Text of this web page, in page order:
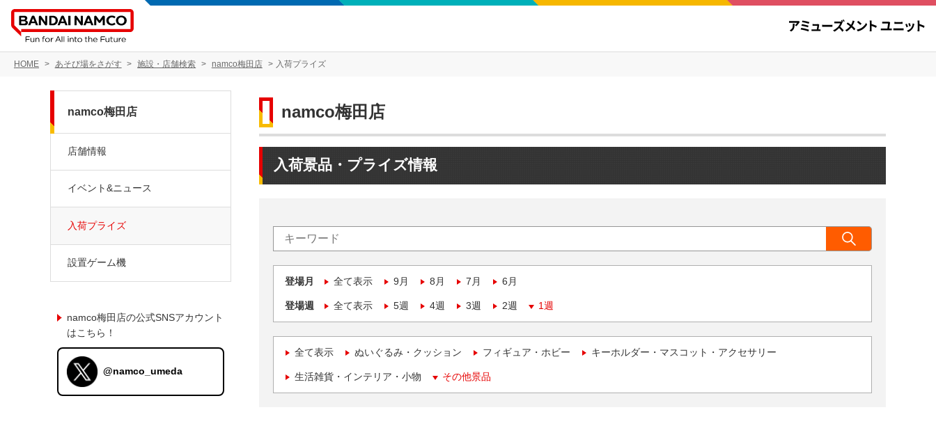
HOME あそび場をさがす 施設・店舗検索 namco梅田店 入荷プライズ
namco梅田店
入荷景品・プライズ情報
登場月 全て表示 9月 8月 7月 6月
登場週 全て表示 5週 4週 3週 2週 1週
全て表示 ぬいぐるみ・クッション フィギュア・ホビー キーホルダー・マスコット・アクセサリー
生活雑貨・インテリア・小物 その他景品
namco梅田店
店舗情報
イベント&ニュース
入荷プライズ
設置ゲーム機
namco梅田店の公式SNSアカウント
はこちら！
@namco_umeda